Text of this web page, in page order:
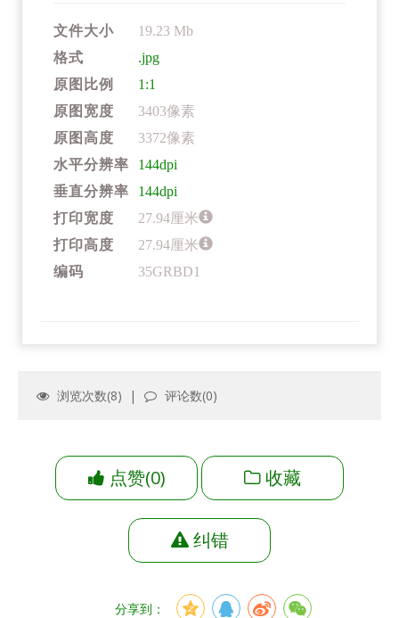
文件大小
19.23 Mb
格式
.jpg
原图比例
1:1
原图宽度
3403像素
原图高度
3372像素
水平分辨率
144dpi
垂直分辨率
144dpi
打印宽度
27.94厘米
打印高度
27.94厘米
编码
35GRBD1
浏览次数(8) | 评论数(0)
点赞(0) 收藏
纠错
分享到：